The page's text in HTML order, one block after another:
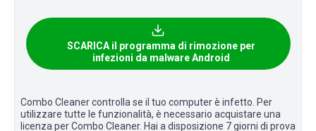
SCARICA il programma di rimozione per
infezioni da malware Android
Combo Cleaner controlla se il tuo computer è infetto. Per
utilizzare tutte le funzionalità, è necessario acquistare una
licenza per Combo Cleaner. Hai a disposizione 7 giorni di prova